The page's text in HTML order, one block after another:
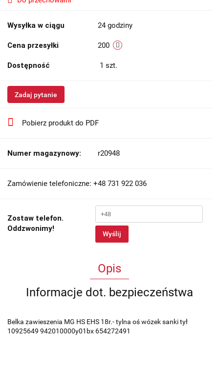
Wysyłka w ciągu 24 godziny
Cena przesyłki 200
Dostępność 1 szt.
Zadaj pytanie
Pobierz produkt do PDF
Numer magazynowy: r20948
Zamówienie telefoniczne: +48 731 922 036
Zostaw telefon.
Oddzwonimy!
Wyślij
Opis
Informacje dot. bezpieczeństwa
Belka zawieszenia MG HS EHS 18r.- tylna oś wózek sanki tył
10925649 942010000y01bx 654272491